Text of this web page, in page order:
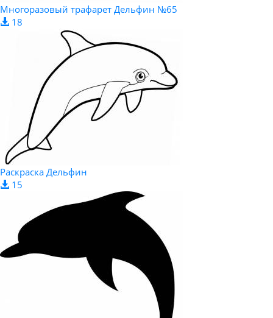
Многоразовый трафарет Дельфин №65
18
Раскраска Дельфин
15